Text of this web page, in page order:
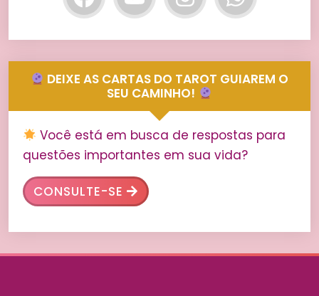
DEIXE AS CARTAS DO TAROT GUIAREM O
SEU CAMINHO!
Você está em busca de respostas para
questões importantes em sua vida?
CONSULTE-SE